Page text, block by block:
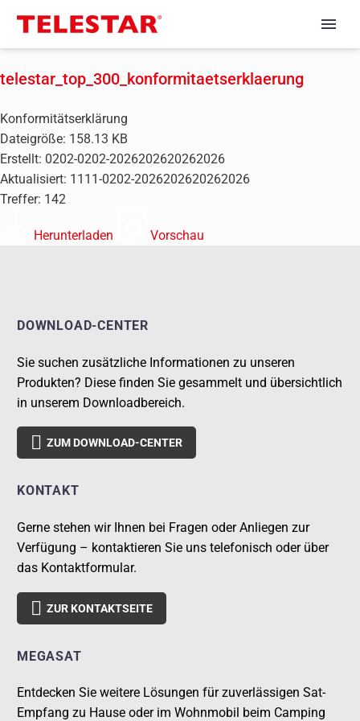
telestar_top_300_konformitaetserklaerung
Konformitätserklärung
Dateigröße: 158.13 KB
Erstellt: 0202-0202-2026202620262026
Aktualisiert: 1111-0202-2026202620262026
Treffer: 142
Herunterladen Vorschau
DOWNLOAD-CENTER
Sie suchen zusätzliche Informationen zu unseren
Produkten? Diese finden Sie gesammelt und übersichtlich
in unserem Downloadbereich.
 ZUM DOWNLOAD-CENTER
KONTAKT
Gerne stehen wir Ihnen bei Fragen oder Anliegen zur
Verfügung – kontaktieren Sie uns telefonisch oder über
das Kontaktformular.
 ZUR KONTAKTSEITE
MEGASAT
Entdecken Sie weitere Lösungen für zuverlässigen Sat-
Empfang zu Hause oder im Wohnmobil beim Camping